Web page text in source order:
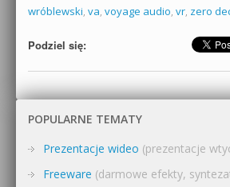
wróblewski, va, voyage audio, vr, zero
Podziel się:
POPULARNE TEMATY
Prezentacje wideo (prezentacje
Freeware (darmowe efekty,